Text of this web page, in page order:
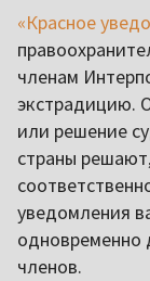
«Красное
членам
экстрадицию.
или решение
страны
уведомления
одновременно
членов.